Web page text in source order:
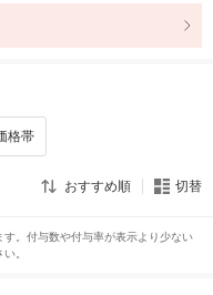
格帯
おすすめ順 切替
。付与数や付与率が表示より少ない
。